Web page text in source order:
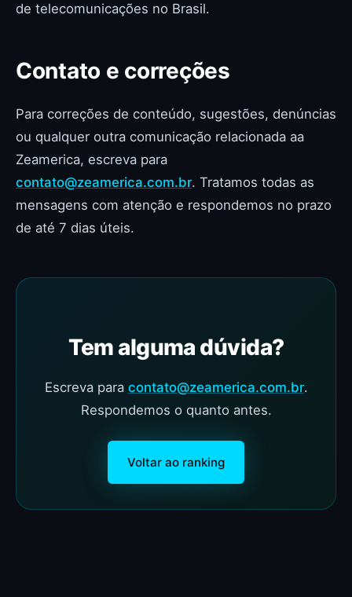
de telecomunicações no Brasil.
Contato e correções
Para correções de conteúdo, sugestões, denúncias
ou qualquer outra comunicação relacionada aa
Zeamerica, escreva para
contato@zeamerica.com.br. Tratamos todas as
mensagens com atenção e respondemos no prazo
de até 7 dias úteis.
Tem alguma dúvida?
Escreva para contato@zeamerica.com.br.
Respondemos o quanto antes.
Voltar ao ranking